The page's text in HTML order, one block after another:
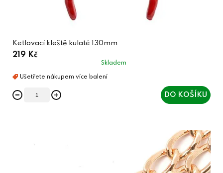
Ketlovací kleště kulaté 130mm
219 Kč
Skladem
DO KOŠÍKU